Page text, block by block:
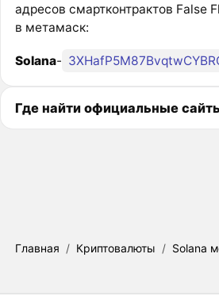
адресов смартконтрактов False
в метамаск:
Solana-
Где найти официальные
Главная / Криптовалюты / Solana